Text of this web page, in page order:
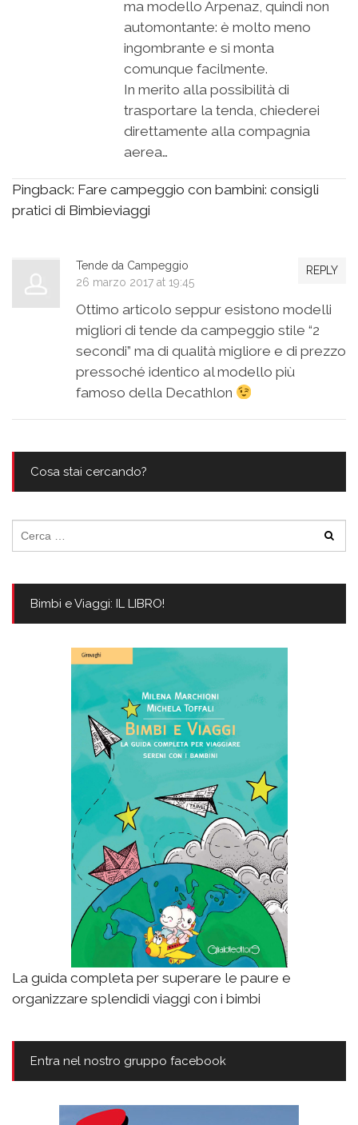
ma modello Arpenaz, quindi non
automontante: è molto meno
ingombrante e si monta
comunque facilmente.
In merito alla possibilità di
trasportare la tenda, chiederei
direttamente alla compagnia
aerea…
Pingback: Fare campeggio con bambini: consigli
pratici di Bimbieviaggi
REPLY
Tende da Campeggio
26 marzo 2017 at 19:45
Ottimo articolo seppur esistono modelli
migliori di tende da campeggio stile “2
secondi” ma di qualità migliore e di prezzo
pressoché identico al modello più
famoso della Decathlon
Cosa stai cercando?
per:
Bimbi e Viaggi: IL LIBRO!
La guida completa per superare le paure e
organizzare splendidi viaggi con i bimbi
Entra nel nostro gruppo facebook